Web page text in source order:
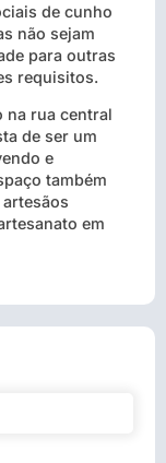
de cunho
não sejam
para outras
requisitos.
na rua central
de ser um
e
também
em